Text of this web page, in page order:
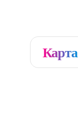
Карта